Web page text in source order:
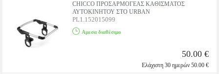
CHICCO ΠΡΟΣΑΡΜΟΓΕΑΣ ΚΑΘΙΣΜΑΤΟΣ
ΑΥΤΟΚΙΝΗΤΟΥ ΣΤΟ URBAN
PL1.152015099
Αμεσα διαθέσιμο
50.00 €
Ελάχιστη 30 ημερών 50.00 €